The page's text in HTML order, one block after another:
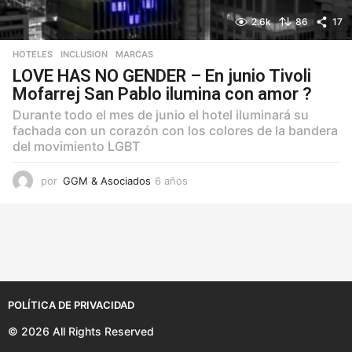
2.6k 86 17
HOTELES ,INCLUSION ,MARCAS
LOVE HAS NO GENDER – En junio Tivoli
Mofarrej San Pablo ilumina con amor ?
Durante todo el mes de junio el hotel iluminará su
fachada con un corazón con los colores de la bandera
del movimiento LGBT
por GGM & Asociados 6 años
POLÍTICA DE PRIVACIDAD
© 2026 All Rights Reserved